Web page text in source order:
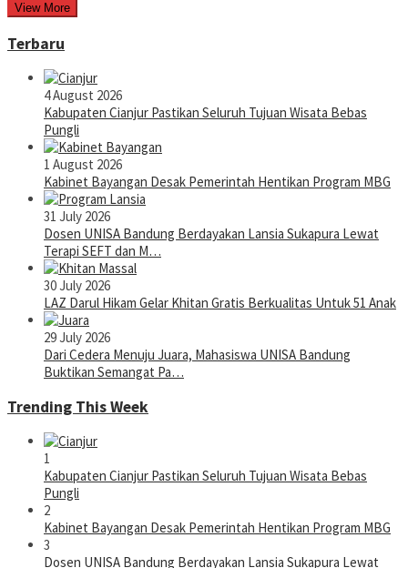
View More
Terbaru
4 August 2026
Kabupaten Cianjur Pastikan Seluruh Tujuan Wisata Bebas
Pungli
1 August 2026
Kabinet Bayangan Desak Pemerintah Hentikan Program MBG
31 July 2026
Dosen UNISA Bandung Berdayakan Lansia Sukapura Lewat
Terapi SEFT dan M…
30 July 2026
LAZ Darul Hikam Gelar Khitan Gratis Berkualitas Untuk 51 Anak
29 July 2026
Dari Cedera Menuju Juara, Mahasiswa UNISA Bandung
Buktikan Semangat Pa…
Trending This Week
1
Kabupaten Cianjur Pastikan Seluruh Tujuan Wisata Bebas
Pungli
2
Kabinet Bayangan Desak Pemerintah Hentikan Program MBG
3
Dosen UNISA Bandung Berdayakan Lansia Sukapura Lewat